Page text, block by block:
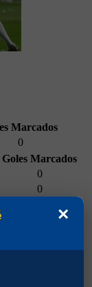
Marcados
0
Goles Marcados
0
0
×